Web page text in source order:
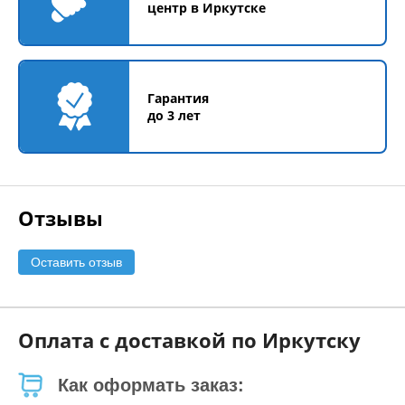
центр в Иркутске
Гарантия
до 3 лет
Отзывы
Оставить отзыв
Оплата с доставкой по Иркутску
Как оформать заказ: